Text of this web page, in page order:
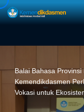
Balai Bahasa Provinsi
Kemendikdasmen
Vokasi untuk